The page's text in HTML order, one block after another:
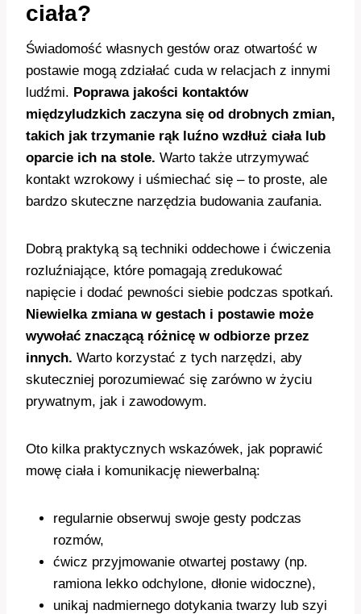
ciała?
Świadomość własnych gestów oraz otwartość w
postawie mogą zdziałać cuda w relacjach z innymi
ludźmi. Poprawa jakości kontaktów
międzyludzkich zaczyna się od drobnych zmian,
takich jak trzymanie rąk luźno wzdłuż ciała lub
oparcie ich na stole. Warto także utrzymywać
kontakt wzrokowy i uśmiechać się – to proste, ale
bardzo skuteczne narzędzia budowania zaufania.
Dobrą praktyką są techniki oddechowe i ćwiczenia
rozluźniające, które pomagają zredukować
napięcie i dodać pewności siebie podczas spotkań.
Niewielka zmiana w gestach i postawie może
wywołać znaczącą różnicę w odbiorze przez
innych. Warto korzystać z tych narzędzi, aby
skuteczniej porozumiewać się zarówno w życiu
prywatnym, jak i zawodowym.
Oto kilka praktycznych wskazówek, jak poprawić
mowę ciała i komunikację niewerbalną:
regularnie obserwuj swoje gesty podczas
rozmów,
ćwicz przyjmowanie otwartej postawy (np.
ramiona lekko odchylone, dłonie widoczne),
unikaj nadmiernego dotykania twarzy lub szyi